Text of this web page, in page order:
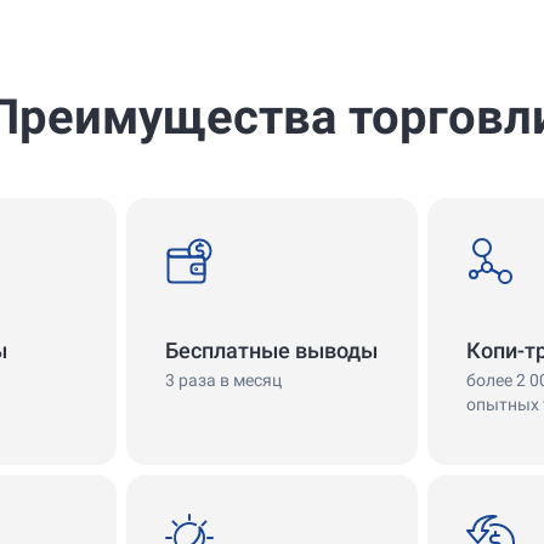
Бесплатные выводы
3 раза в месяц
Копи-
более 2
опытных